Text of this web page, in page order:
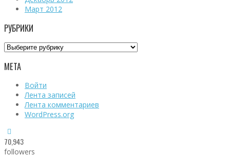
Март 2012
РУБРИКИ
Рубрики
МЕТА
Войти
Лента записей
Лента комментариев
WordPress.org
70,943
followers